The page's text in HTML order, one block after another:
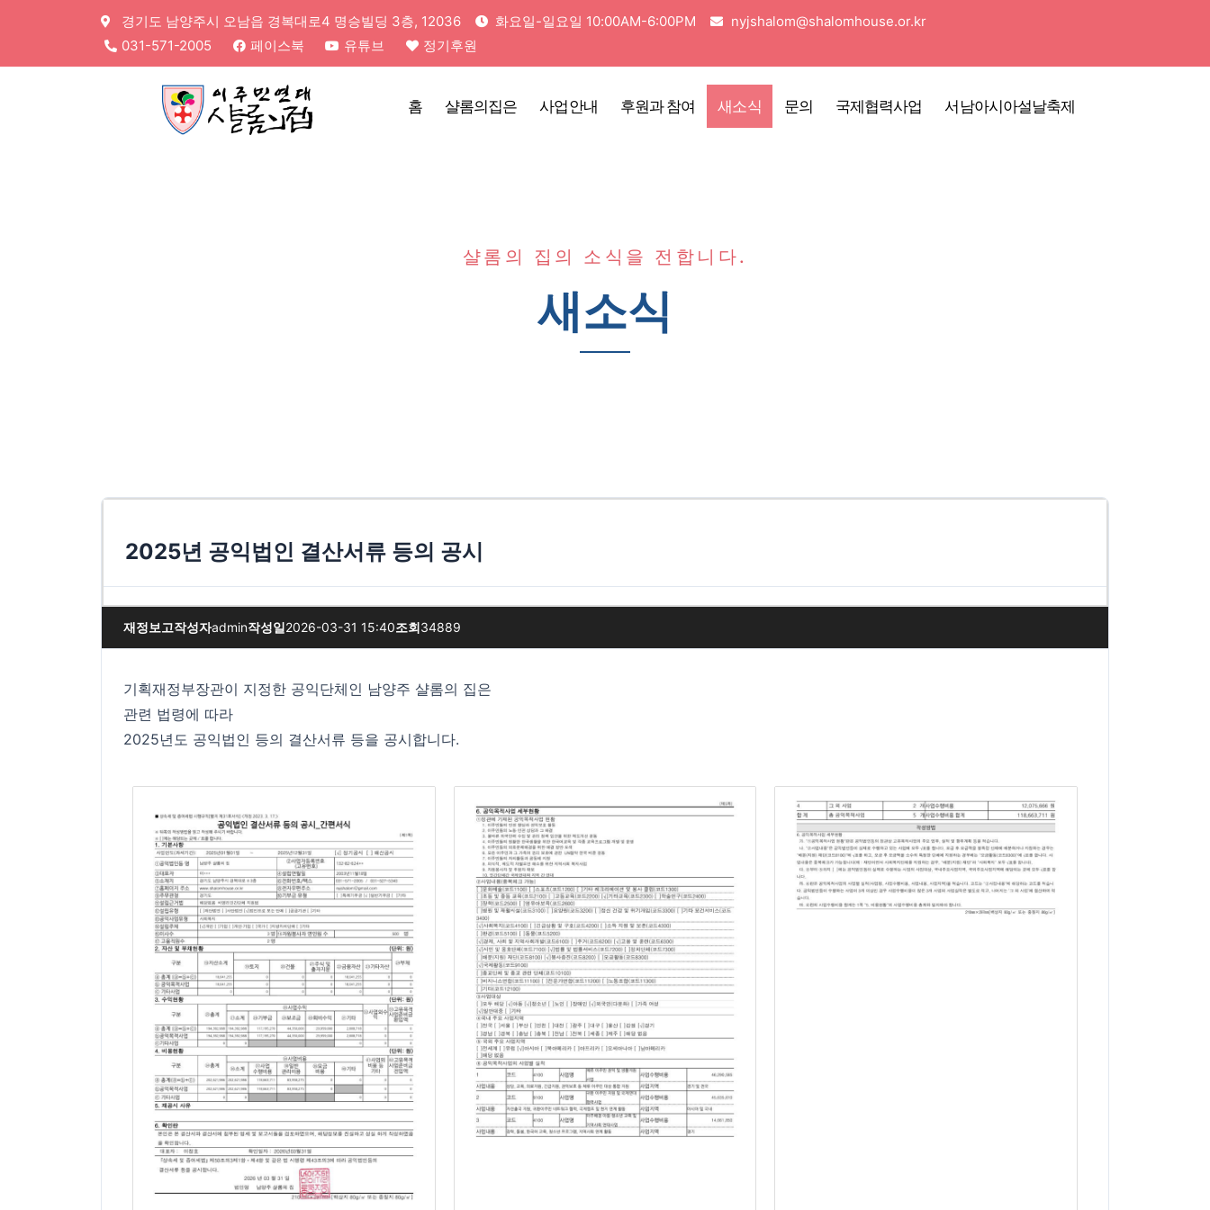
경기도 남양주시 오남읍 경복대로4 명승빌딩 3층, 12036 화요일-일요일 10:00AM-6:00PM
nyjshalom@shalomhouse.or.kr
031-571-2005
페이스북 유튜브 정기후원
홈 샬롬의집은 사업안내 후원과 참여 새소식 문의 국제협력사업 서남아시아설날축제
샬롬의 집의 소식을 전합니다.
새소식
2025년 공익법인 결산서류 등의 공시
재정보고작성자admin작성일2026-03-31 15:40조회34889
기획재정부장관이 지정한 공익단체인 남양주 샬롬의 집은
관련 법령에 따라
2025년도 공익법인 등의 결산서류 등을 공시합니다.